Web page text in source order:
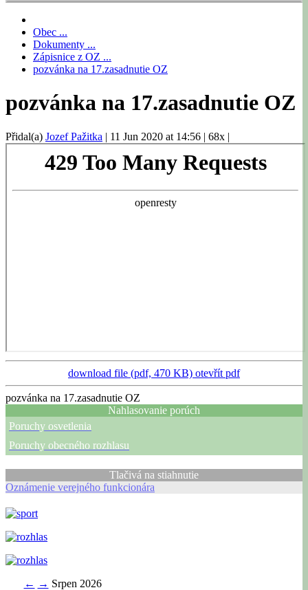
Obec ...
Dokumenty ...
Zápisnice z OZ ...
pozvánka na 17.zasadnutie OZ
pozvánka na 17.zasadnutie OZ
Přidal(a) Jozef Pažitka | 11 Jun 2020 at 14:56 | 68x |
download file (pdf, 470 KB) otevřít pdf
pozvánka na 17.zasadnutie OZ
Nahlasovanie porúch
Poruchy osvetlenia
Poruchy obecného rozhlasu
Tlačivá na stiahnutie
Oznámenie verejného funkcionára
← → Srpen 2026